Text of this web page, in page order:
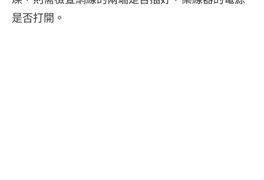
是否打開。